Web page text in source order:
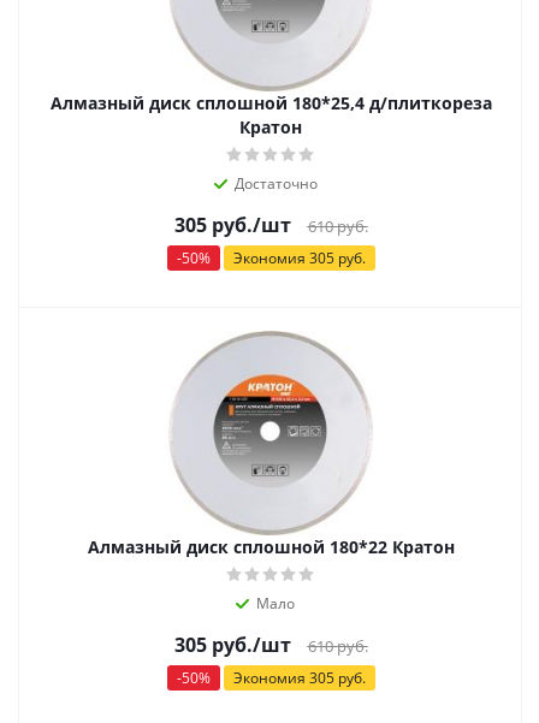
Алмазный диск сплошной 180*25,4 д/плиткореза
Кратон
Достаточно
305руб./шт 610руб.
-50% Экономия 305руб.
Алмазный диск сплошной 180*22 Кратон
Мало
305руб./шт 610руб.
-50% Экономия 305руб.